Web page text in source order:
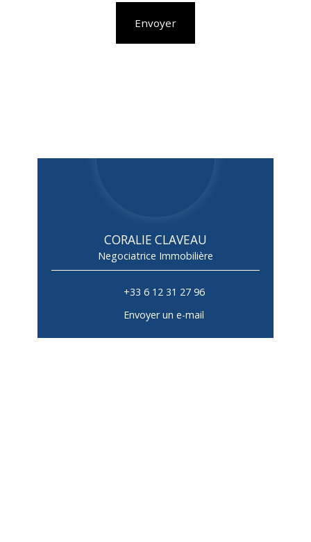
Envoyer
CORALIE CLAVEAU
Negociatrice Immobilière
+33 6 12 31 27 96
Envoyer un e-mail